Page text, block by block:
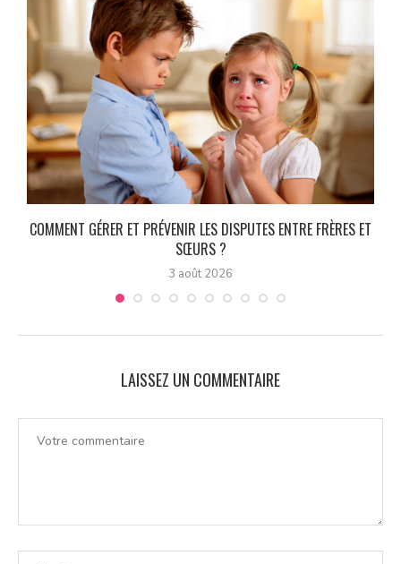
COMMENT GÉRER ET PRÉVENIR LES DISPUTES ENTRE FRÈRES ET
SŒURS ?
3 août 2026
LAISSEZ UN COMMENTAIRE